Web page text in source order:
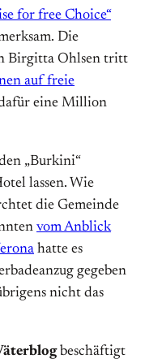
for free Choice“
Die
Birgitta Ohlsen tritt
auf freie
eine Million
„Burkini“
lassen. Wie
die Gemeinde
vom Anblick
hatte es
gegeben
nicht das
beschäftigt